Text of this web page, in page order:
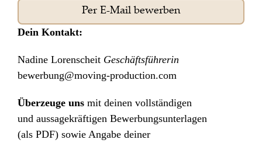
Per E-Mail bewerben
Dein Kontakt:
Nadine Lorenscheit Geschäftsführerin
bewerbung@moving-production.com
Überzeuge unsmit deinen vollständigen
und aussagekräftigen Bewerbungsunterlagen
(als PDF) sowie Angabe deiner